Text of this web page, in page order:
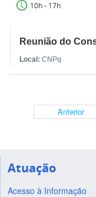
10h - 17h
Reunião do
Local: CNPq
Anterior
Atuação
Acesso à Informação